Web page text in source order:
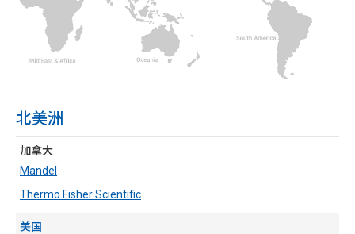
北美洲
加拿大
Mandel
Thermo Fisher Scientific
美国